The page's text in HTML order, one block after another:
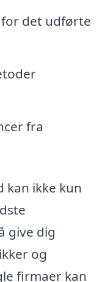
det udførte
fra
kan ikke kun
give dig
og
firmaer kan